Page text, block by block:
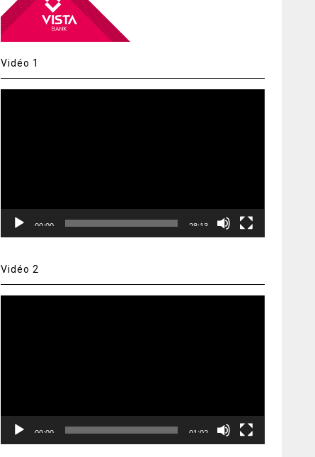
Vidéo 1
00:00 28:13
Vidéo 2
00:00 01:02